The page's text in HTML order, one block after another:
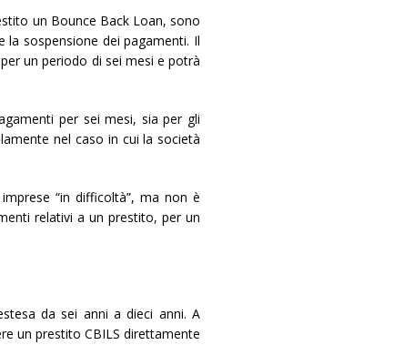
un Bounce Back Loan, sono
la sospensione dei pagamenti. Il
un periodo di sei mesi e potrà
per sei mesi, sia per gli
nel caso in cui la società
“in difficoltà”, ma non è
relativi a un prestito, per un
da sei anni a dieci anni. A
un prestito CBILS direttamente